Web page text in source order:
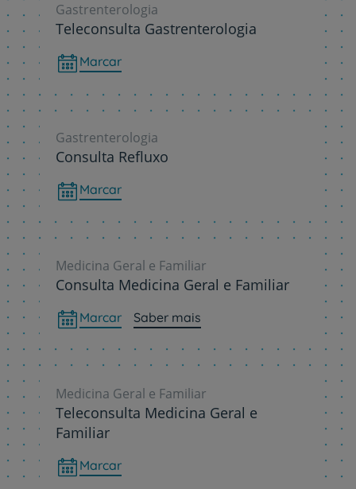
Gastrenterologia
Teleconsulta Gastrenterologia
Marcar
Gastrenterologia
Consulta Refluxo
Marcar
Medicina Geral e Familiar
Consulta Medicina Geral e Familiar
Marcar Saber mais
Medicina Geral e Familiar
Teleconsulta Medicina Geral e
Familiar
Marcar